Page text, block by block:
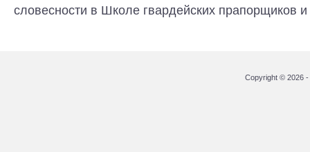
словесности в Школе гвардейских прапорщиков
Copyright © 2026 -